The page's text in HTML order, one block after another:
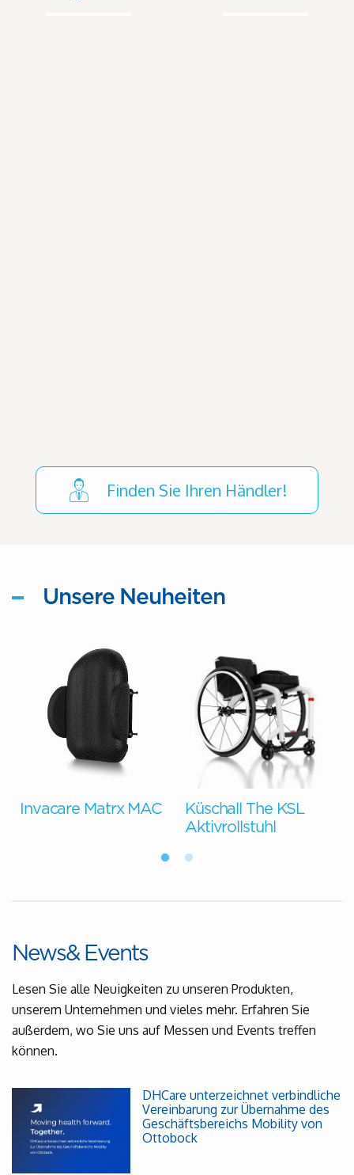
Finden Sie Ihren Händler!
Unsere Neuheiten
Invacare Matrx MAC
Küschall The KSL
Aktivrollstuhl
News& Events
Lesen Sie alle Neuigkeiten zu unseren Produkten,
unserem Unternehmen und vieles mehr. Erfahren Sie
außerdem, wo Sie uns auf Messen und Events treffen
können.
DHCare unterzeichnet verbindliche
Vereinbarung zur Übernahme des
Geschäftsbereichs Mobility von
Ottobock